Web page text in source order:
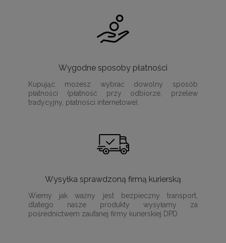
Wygodne sposoby płatności
Kupując możesz wybrać dowolny sposób
płatności (płatność przy odbiorze, przelew
tradycyjny, płatności internetowe).
Wysyłka sprawdzoną firmą kurierską
Wiemy jak ważny jest bezpieczny transport,
dlatego nasze produkty wysyłamy za
pośrednictwem zaufanej firmy kurierskiej DPD.